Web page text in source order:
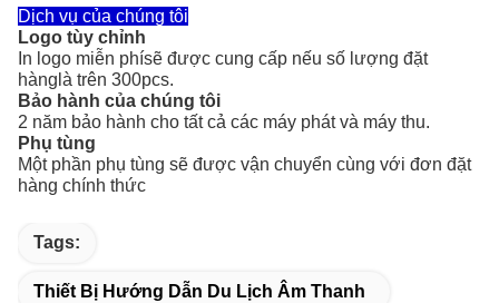
Dịch vụ của chúng tôi
Logo tùy chỉnh
In logo miễn phísẽ được cung cấp nếu số lượng đặt
hàng là trên 300pcs.
Bảo hành của chúng tôi
2 năm bảo hành cho tất cả các máy phát và máy thu.
Phụ tùng
Một phần phụ tùng sẽ được vận chuyển cùng với đơn đặt
hàng chính thức
Tags:
Thiết Bị Hướng Dẫn Du Lịch Âm Thanh